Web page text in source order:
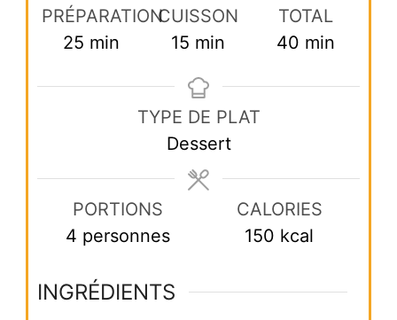
PRÉPARATION
25minutes
min
CUISSON
15 minutes
min
TOTAL
40 minutes
min
TYPE DE PLAT
Dessert
PORTIONS
4 personnes
CALORIES
150 kcal
INGRÉDIENTS